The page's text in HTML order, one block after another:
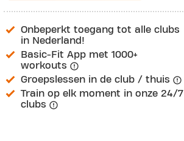
Onbeperkt toegang tot alle clubs
in Nederland!
Basic-Fit App met 1000+
workouts
Groepslessen in de club / thuis
Train op elk moment in onze 24/7
clubs